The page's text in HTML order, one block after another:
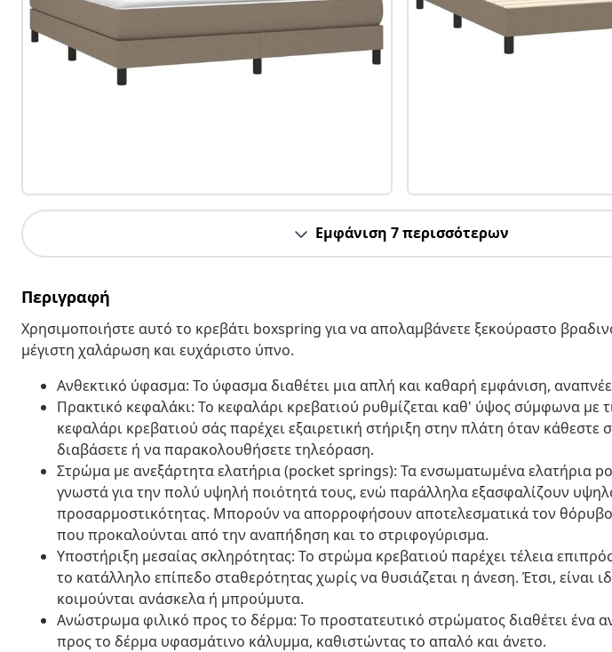
Εμφάνιση 7 περισσότερων
Περιγραφή
Χρησιμοποιήστε αυτό το κρεβάτι boxspring για να απολαμβάνετε ξεκούραστο
μέγιστη χαλάρωση και ευχάριστο ύπνο.
Ανθεκτικό ύφασμα: Το ύφασμα διαθέτει μια απλή και καθαρή εμφάνιση,
Πρακτικό κεφαλάκι: Το κεφαλάρι κρεβατιού ρυθμίζεται καθ' ύψος σύμφωνα με
κεφαλάρι κρεβατιού σάς παρέχει εξαιρετική στήριξη στην πλάτη όταν κάθεστε
διαβάσετε ή να παρακολουθήσετε τηλεόραση.
Στρώμα με ανεξάρτητα ελατήρια (pocket springs): Τα ενσωματωμένα ελατήρια
γνωστά για την πολύ υψηλή ποιότητά τους, ενώ παράλληλα εξασφαλίζουν
προσαρμοστικότητας. Μπορούν να απορροφήσουν αποτελεσματικά τον
που προκαλούνται από την αναπήδηση και το στριφογύρισμα.
Υποστήριξη μεσαίας σκληρότητας: Το στρώμα κρεβατιού παρέχει τέλεια
το κατάλληλο επίπεδο σταθερότητας χωρίς να θυσιάζεται η άνεση. Έτσι, είναι
κοιμούνται ανάσκελα ή μπρούμυτα.
Ανώστρωμα φιλικό προς το δέρμα: Το προστατευτικό στρώματος διαθέτει ένα
προς το δέρμα υφασμάτινο κάλυμμα, καθιστώντας το απαλό και άνετο.